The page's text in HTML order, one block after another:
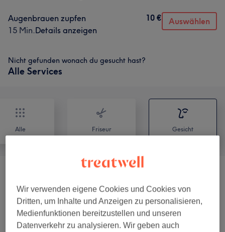
Augenbrauen zupfen
15 Min.Details anzeigen
10 € Auswählen
Nicht gefunden wonach du gesucht hast?
Alle Services
Alle Friseur Gesicht
Salonbewertungen
Wir verwenden eigene Cookies und Cookies von
Dritten, um Inhalte und Anzeigen zu personalisieren,
Medienfunktionen bereitzustellen und unseren
Datenverkehr zu analysieren. Wir geben auch